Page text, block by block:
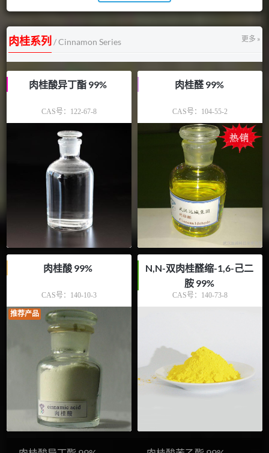
更多 »
肉桂系列 / Cinnamon Series
肉桂酸异丁酯 99%
CAS号： 122-67-8
肉桂醛 99%
CAS号： 104-55-2
肉桂酸 99%
CAS号： 140-10-3
推荐产品
N,N-双肉桂醛缩-1,6-己二
胺 99%
CAS号： 140-73-8